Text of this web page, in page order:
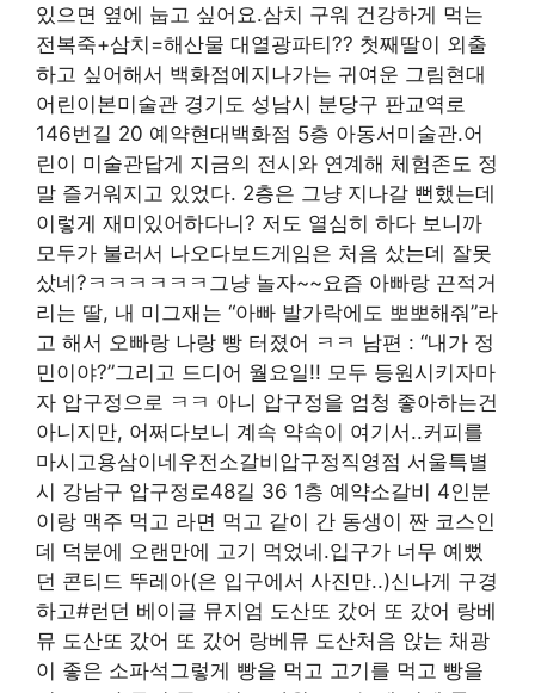
있으면 옆에 눕고 싶어요.삼치 구워 건강하게 먹는
전복죽+삼치=해산물 대열광파티?? 첫째딸이 외출
하고 싶어해서 백화점에지나가는 귀여운 그림현대
어린이본미술관 경기도 성남시 분당구 판교역로
146번길 20 예약현대백화점 5층 아동서미술관.어
린이 미술관답게 지금의 전시와 연계해 체험존도 정
말 즐거워지고 있었다. 2층은 그냥 지나갈 뻔했는데
이렇게 재미있어하다니? 저도 열심히 하다 보니까
모두가 불러서 나오다보드게임은 처음 샀는데 잘못
샀네?ㅋㅋㅋㅋㅋㅋ그냥 놀자~~요즘 아빠랑 끈적거
리는 딸, 내 미그재는 “아빠 발가락에도 뽀뽀해줘”라
고 해서 오빠랑 나랑 빵 터졌어 ㅋㅋ 남편 : “내가 정
민이야?”그리고 드디어 월요일!! 모두 등원시키자마
자 압구정으로 ㅋㅋ 아니 압구정을 엄청 좋아하는건
아니지만, 어쩌다보니 계속 약속이 여기서..커피를
마시고용삼이네우전소갈비압구정직영점 서울특별
시 강남구 압구정로48길 36 1층 예약소갈비 4인분
이랑 맥주 먹고 라면 먹고 같이 간 동생이 짠 코스인
데 덕분에 오랜만에 고기 먹었네.입구가 너무 예뻤
던 콘티드 뚜레아(은 입구에서 사진만..)신나게 구경
하고#런던 베이글 뮤지엄 도산또 갔어 또 갔어 랑베
뮤 도산또 갔어 또 갔어 랑베뮤 도산처음 앉는 채광
이 좋은 소파석그렇게 빵을 먹고 고기를 먹고 빵을